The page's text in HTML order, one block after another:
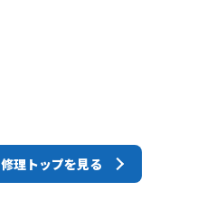
修理トップを見る